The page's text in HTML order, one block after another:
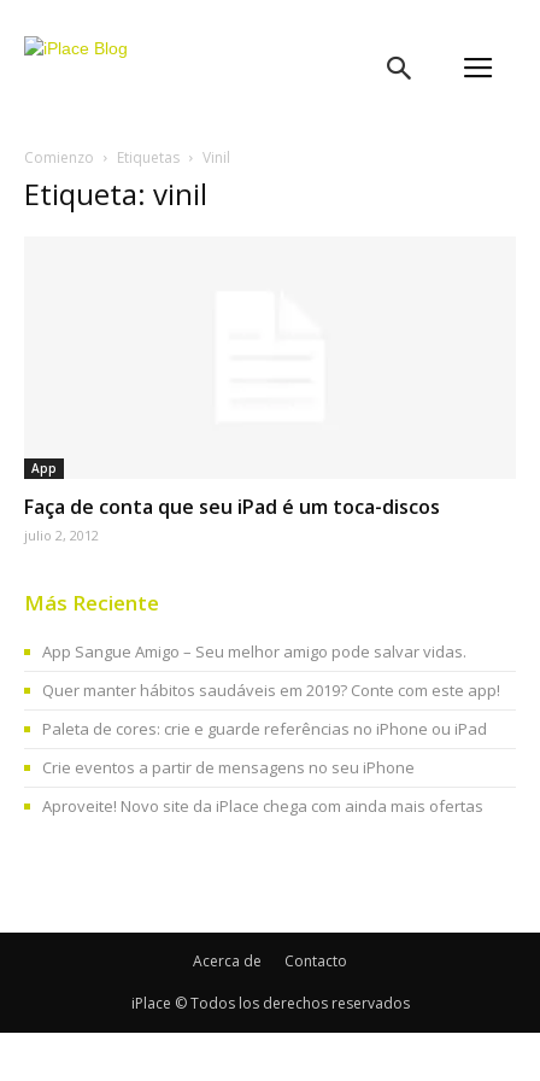
Comienzo Etiquetas Vinil
Etiqueta: vinil
App
Faça de conta que seu iPad é um toca-discos
julio 2, 2012
Más Reciente
App Sangue Amigo – Seu melhor amigo pode salvar vidas.
Quer manter hábitos saudáveis em 2019? Conte com este app!
Paleta de cores: crie e guarde referências no iPhone ou iPad
Crie eventos a partir de mensagens no seu iPhone
Aproveite! Novo site da iPlace chega com ainda mais ofertas
Acerca de Contacto
iPlace © Todos los derechos reservados